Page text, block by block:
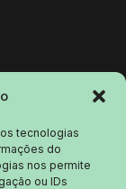
tecnologias
do
nos permite
ou IDs